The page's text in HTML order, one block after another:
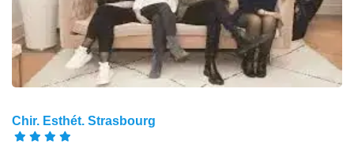
Chir. Esthét. Strasbourg